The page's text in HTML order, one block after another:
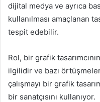
dijital medya ve ayrıca
kullanılması amaçlanan
tespit edebilir.
Rol, bir grafik
ilgilidir ve bazı
çalışmayı bir grafik
bir sanatçısını kullanıyor.